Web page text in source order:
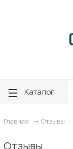
Каталог
Главная Отзывы
Отзывы